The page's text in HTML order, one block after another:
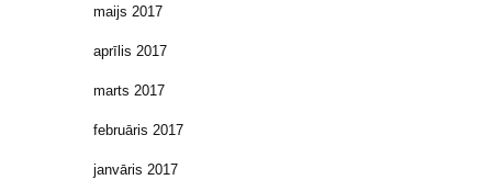
maijs 2017
aprīlis 2017
marts 2017
februāris 2017
janvāris 2017